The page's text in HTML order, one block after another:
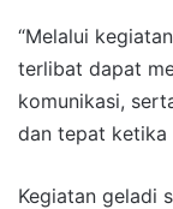
“Melalui
terlibat dapat
komunikasi,
dan tepat ketika
Kegiatan geladi